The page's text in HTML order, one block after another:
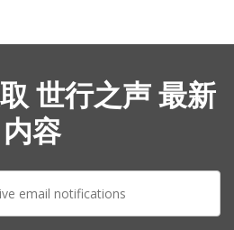
世行之声 最新
内容